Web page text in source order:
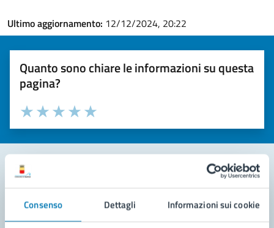
Consenso Dettagli Informazioni sui cookie
Ultimo aggiornamento: 12/12/2024, 20:22
Quanto sono chiare le informazioni su questa
pagina?
Valuta la chiarezza delle informazioni (da 1 a 5 stelle)
Seleziona il numero di stelle per valutare la chiarezza delle
Valuta 5 stelle su 5
Valuta 4 stelle su 5
Valuta 3 stelle su 5
Valuta 2 stelle su 5
Valuta 1 stelle su 5
Leggi le domande frequenti